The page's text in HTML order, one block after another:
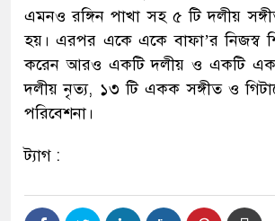
এমনও রঙ্গিন পাখা সহ ৫ টি দলীয়
হয়। এরপর একে একে বাফা’র নিজস্ব
করেন আরও একটি দলীয় ও একটি
দলীয় নৃত্য, ১৩ টি একক সঙ্গীত ও
পরিবেশনা।
ট্যাগ :